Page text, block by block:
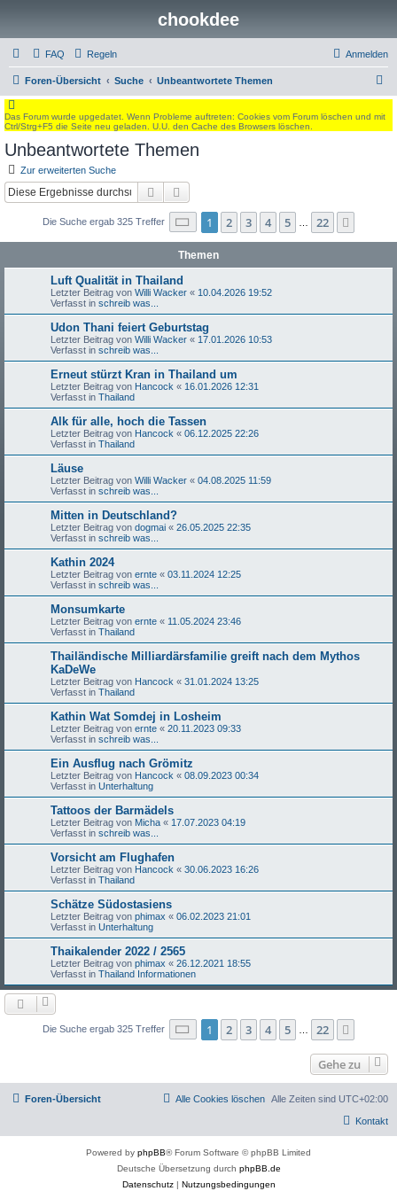
chookdee
FAQ Regeln Anmelden
Foren-Übersicht Suche Unbeantwortete Themen
u
Das Forum wurde upgedatet. Wenn Probleme auftreten: Cookies vom Forum löschen und mit
Ctrl/Strg+F5 die Seite neu geladen. U.U. den Cache des Browsers löschen.
Unbeantwortete Themen
Zur erweiterten Suche
Suche
Die Suche ergab 325 Treffer Seite 1von 22
1 2 3 4 5 22
Themen
Luft Qualität in Thailand
Letzter Beitrag von Willi Wacker « 10.04.2026 19:52
Verfasst in schreib was...
Udon Thani feiert Geburtstag
Letzter Beitrag von Willi Wacker « 17.01.2026 10:53
Verfasst in schreib was...
Erneut stürzt Kran in Thailand um
Letzter Beitrag von Hancock « 16.01.2026 12:31
Verfasst in Thailand
Alk für alle, hoch die Tassen
Letzter Beitrag von Hancock « 06.12.2025 22:26
Verfasst in Thailand
Läuse
Letzter Beitrag von Willi Wacker « 04.08.2025 11:59
Verfasst in schreib was...
Mitten in Deutschland?
Letzter Beitrag von dogmai « 26.05.2025 22:35
Verfasst in schreib was...
Kathin 2024
Letzter Beitrag von ernte « 03.11.2024 12:25
Verfasst in schreib was...
Monsumkarte
Letzter Beitrag von ernte « 11.05.2024 23:46
Verfasst in Thailand
Thailändische Milliardärsfamilie greift nach dem Mythos
KaDeWe
Letzter Beitrag von Hancock « 31.01.2024 13:25
Verfasst in Thailand
Kathin Wat Somdej in Losheim
Letzter Beitrag von ernte « 20.11.2023 09:33
Verfasst in schreib was...
Ein Ausflug nach Grömitz
Letzter Beitrag von Hancock « 08.09.2023 00:34
Verfasst in Unterhaltung
Tattoos der Barmädels
Letzter Beitrag von Micha « 17.07.2023 04:19
Verfasst in schreib was...
Vorsicht am Flughafen
Letzter Beitrag von Hancock « 30.06.2023 16:26
Verfasst in Thailand
Schätze Südostasiens
Letzter Beitrag von phimax « 06.02.2023 21:01
Verfasst in Unterhaltung
Thaikalender 2022 / 2565
Letzter Beitrag von phimax « 26.12.2021 18:55
Verfasst in Thailand Informationen
Die Suche ergab 325 Treffer Seite 1von 22
1 2 3 4 5 22
Gehe zu
Foren-Übersicht Alle Zeiten sind UTC+02:00
Alle Cookies löschen
Kontakt
Powered by phpBB® Forum Software © phpBB Limited
Deutsche Übersetzung durch phpBB.de
Datenschutz| Nutzungsbedingungen